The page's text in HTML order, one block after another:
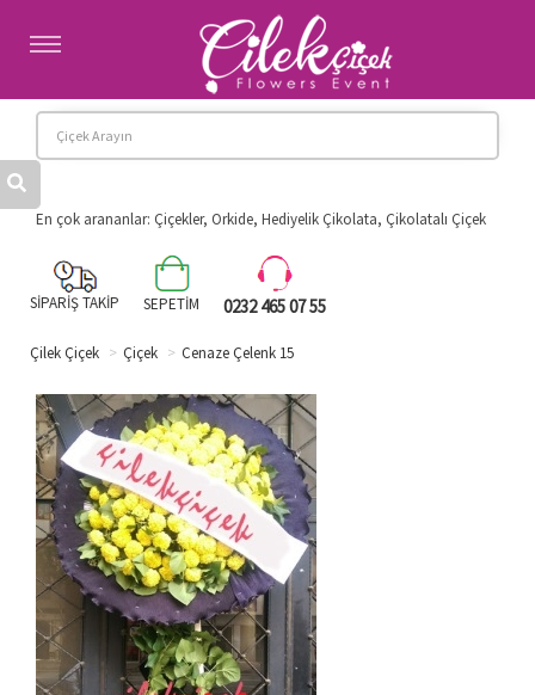
Hakkımızda
Banka Hesaplarımız
Diğer İllere Çiçek
İletişim
En çok arananlar: Çiçekler, Orkide, Hediyelik Çikolata, Çikolatalı Çiçek
SİPARİŞ TAKİP SEPETİM 0232 465 07 55
Çilek Çiçek Çiçek Cenaze Çelenk 15